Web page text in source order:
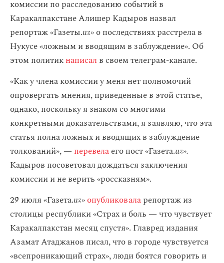
комиссии по расследованию событий в
Каракалпакстане Алишер Кадыров назвал
репортаж «Газеты.uz»о последствиях расстрела в
Нукусе «ложным и вводящим в заблуждение». Об
этом политикнаписал в своем телеграм-канале.
«Как у члена комиссии у меня нет полномочий
опровергать мнения, приведенные в этой статье,
однако, поскольку я знаком со многими
конкретными доказательствами, я заявляю, что эта
статья полна ложных и вводящих в заблуждение
толкований», —перевелаего пост «Газета.uz».
Кадыров посоветовал дождаться заключения
комиссии и не верить «россказням».
29 июля «Газета.uz»опубликоваларепортаж из
столицы республики «Страх и боль — что чувствует
Каракалпакстан месяц спустя». Главред издания
Азамат Атаджанов писал, что в городе чувствуется
«всепроникающий страх», люди боятся говорить и